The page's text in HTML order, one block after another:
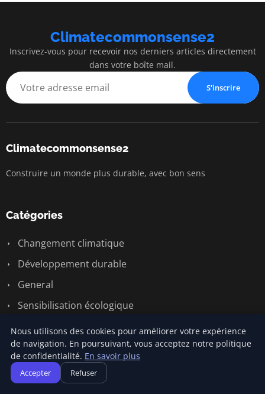
Climatecommonsense2
Inscrivez-vous pour recevoir nos derniers articles directement
dans votre boîte mail.
S'inscrire
Climatecommonsense2
Construire un monde plus durable, avec bon sens
Catégories
Changement climatique
Développement durable
General
Sensibilisation écologique
Économie circulaire
Énergie renouvelable
Liens utiles
Nous utilisons des cookies pour améliorer votre expérience
de navigation. En poursuivant, vous acceptez notre politique
de confidentialité. En savoir plus
Accepter Refuser